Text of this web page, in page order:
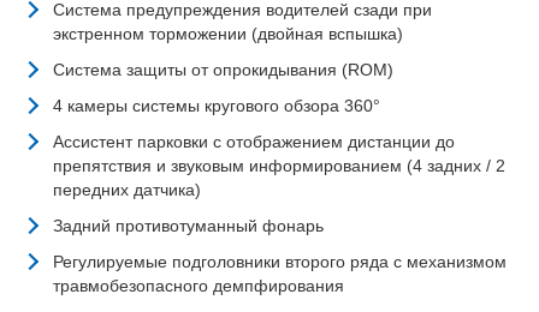
Система предупреждения водителей сзади при
экстренном торможении (двойная вспышка)
Система защиты от опрокидывания (ROM)
4 камеры системы кругового обзора 360°
Ассистент парковки c отображением дистанции до
препятствия и звуковым информированием (4 задних / 2
передних датчика)
Задний противотуманный фонарь
Регулируемые подголовники второго ряда с механизмом
травмобезопасного демпфирования